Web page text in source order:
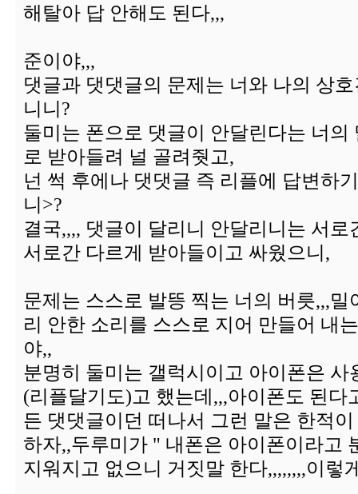
해탈아 답 안해도 된다,,,
준이야,,,
댓글과 댓댓글의 문제는 너와 나의 상
니니?
둘미는 폰으로 댓글이 안달린다는 너의
로 받아들려 널 골려줫고,
넌 썩 후에나 댓댓글 즉 리플에 답변하
니>?
결국,,,, 댓글이 달리니 안달리니는 서로
서로간 다르게 받아들이고 싸웠으니,
문제는 스스로 발뜽 찍는 너의 버릇,,,밀
리 안한 소리를 스스로 지어 만들어 내
야,,
분명히 둘미는 갤럭시이고 아이폰은 사
(리플달기도)고 했는데,,,아이폰도 된다
든 댓댓글이던 떠나서 그런 말은 한적
하자,,두루미가 " 내폰은 아이폰이라고
지워지고 없으니 거짓말 한다,,,,,,,,이렇